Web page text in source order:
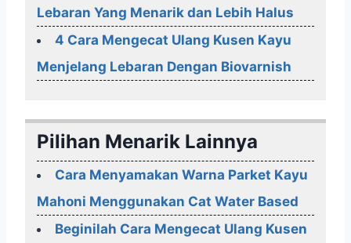
Lebaran Yang Menarik dan Lebih Halus
4 Cara Mengecat Ulang Kusen Kayu
Menjelang Lebaran Dengan Biovarnish
Pilihan Menarik Lainnya
Cara Menyamakan Warna Parket Kayu
Mahoni Menggunakan Cat Water Based
Beginilah Cara Mengecat Ulang Kusen